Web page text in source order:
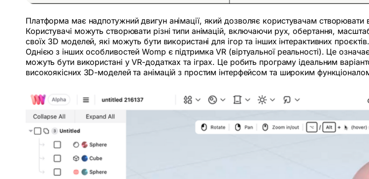
Платформа має надпотужний двигун анімації, який дозволяє користувачам створювати
Користувачі можуть створювати різні типи анімацій, включаючи рух, обертання,
своїх 3D моделей, які можуть бути використані для ігор та інших інтерактивних проєктів.
Однією з інших особливостей Womp є підтримка VR (віртуальної реальності). Це
можуть бути використані у VR-додатках та іграх. Це робить програму ідеальним
високоякісних 3D-моделей та анімацій з простим інтерфейсом та широким